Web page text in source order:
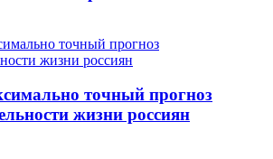
точный прогноз
жизни россиян